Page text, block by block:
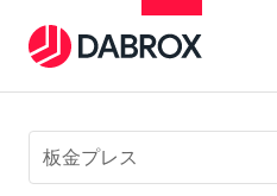
板金プレス